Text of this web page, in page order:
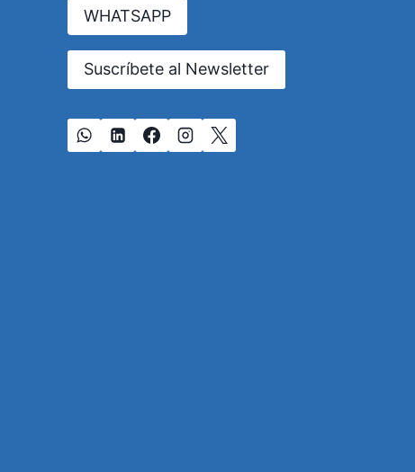
WHATSAPP
Suscríbete al Newsletter